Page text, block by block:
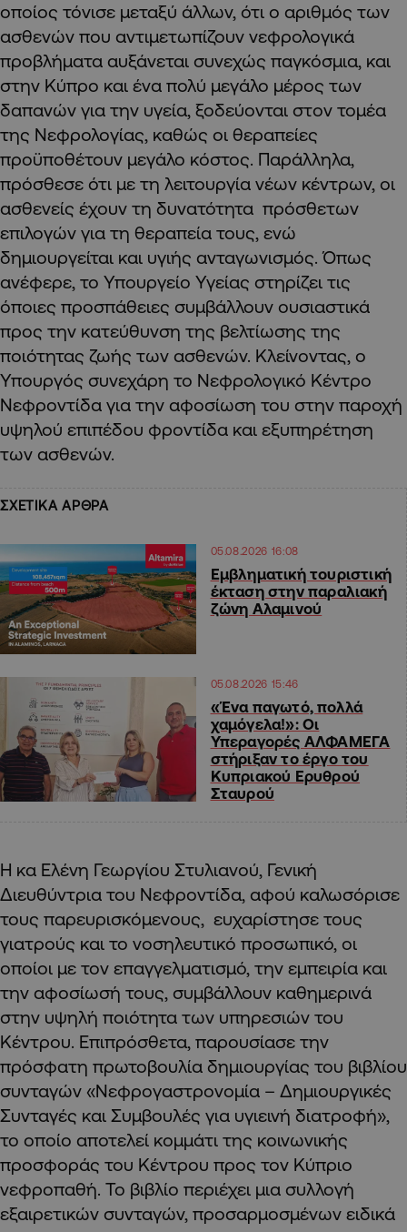
οποίος τόνισε μεταξύ άλλων, ότι ο αριθμός των
ασθενών που αντιμετωπίζουν νεφρολογικά
προβλήματα αυξάνεται συνεχώς παγκόσμια, και
στην Κύπρο και ένα πολύ μεγάλο μέρος των
δαπανών για την υγεία, ξοδεύονται στoν τομέα
της Νεφρολογίας, καθώς οι θεραπείες
προϋποθέτουν μεγάλο κόστος. Παράλληλα,
πρόσθεσε ότι με τη λειτουργία νέων κέντρων, οι
ασθενείς έχουν τη δυνατότητα πρόσθετων
επιλογών για τη θεραπεία τους, ενώ
δημιουργείται και υγιής ανταγωνισμός. Όπως
ανέφερε, το Υπουργείο Υγείας στηρίζει τις
όποιες προσπάθειες συμβάλλουν ουσιαστικά
προς την κατεύθυνση της βελτίωσης της
ποιότητας ζωής των ασθενών. Κλείνοντας, ο
Υπουργός συνεχάρη το Νεφρολογικό Κέντρο
Νεφροντίδα για την αφοσίωση του στην παροχή
υψηλού επιπέδου φροντίδα και εξυπηρέτηση
των ασθενών.
ΣΧΕΤΙΚΑ ΑΡΘΡΑ
05.08.2026 16:08
Εμβληματική τουριστική
έκταση στην παραλιακή
ζώνη Αλαμινού
05.08.2026 15:46
«Ένα παγωτό, πολλά
χαμόγελα!»: Οι
Υπεραγορές ΑΛΦΑΜΕΓΑ
στήριξαν το έργο του
Κυπριακού Ερυθρού
Σταυρού
Η κα Ελένη Γεωργίου Στυλιανού, Γενική
Διευθύντρια του Νεφροντίδα, αφού καλωσόρισε
τους παρευρισκόμενους, ευχαρίστησε τους
γιατρούς και το νοσηλευτικό προσωπικό, οι
οποίοι με τον επαγγελματισμό, την εμπειρία και
την αφοσίωσή τους, συμβάλλουν καθημερινά
στην υψηλή ποιότητα των υπηρεσιών του
Κέντρου. Επιπρόσθετα, παρουσίασε την
πρόσφατη πρωτοβουλία δημιουργίας του βιβλίου
συνταγών «Νεφρογαστρονομία – Δημιουργικές
Συνταγές και Συμβουλές για υγιεινή διατροφή»,
το οποίο αποτελεί κομμάτι της κοινωνικής
προσφοράς του Κέντρου προς τον Κύπριο
νεφροπαθή. Το βιβλίο περιέχει μια συλλογή
εξαιρετικών συνταγών, προσαρμοσμένων ειδικά